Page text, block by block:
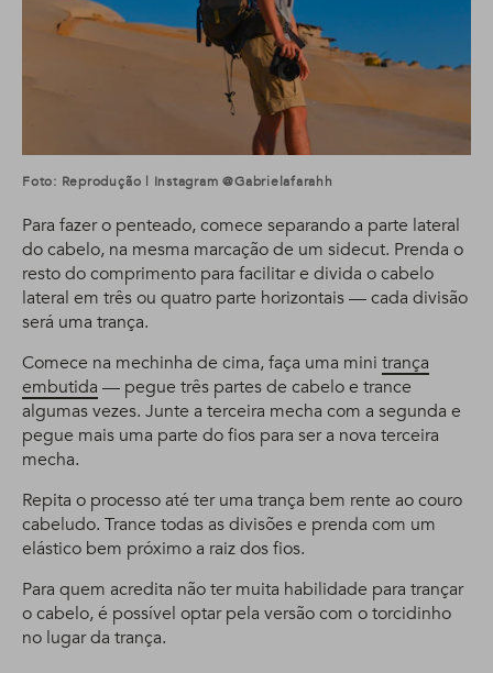
Foto: Reprodução | Instagram @gabrielafarahh
Para fazer o penteado, comece separando a parte lateral
do cabelo, na mesma marcação de um sidecut. Prenda o
resto do comprimento para facilitar e divida o cabelo
lateral em três ou quatro parte horizontais — cada divisão
será uma trança.
Comece na mechinha de cima, faça uma mini trança
embutida — pegue três partes de cabelo e trance
algumas vezes. Junte a terceira mecha com a segunda e
pegue mais uma parte do fios para ser a nova terceira
mecha.
Repita o processo até ter uma trança bem rente ao couro
cabeludo. Trance todas as divisões e prenda com um
elástico bem próximo a raiz dos fios.
Para quem acredita não ter muita habilidade para trançar
o cabelo, é possível optar pela versão com o torcidinho
no lugar da trança.